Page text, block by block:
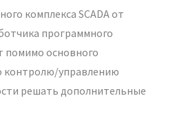
комплекса SCADA от
программного
помимо основного
контролю/управлению
решать дополнительные